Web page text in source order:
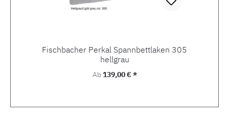
Fischbacher Perkal Spannbettlaken 305
hellgrau
Regulärer Preis:
Ab139,00 € *